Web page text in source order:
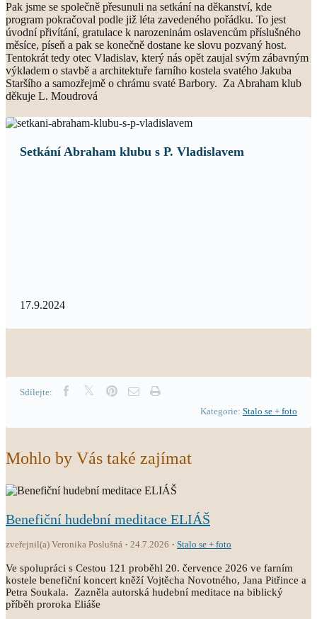
Pak jsme se společně přesunuli na setkání na děkanství, kde
program pokračoval podle již léta zavedeného pořádku. To jest
úvodní přivítání, gratulace k narozeninám oslavencům příslušného
měsíce, píseň a pak se konečně dostane ke slovu pozvaný host.
Tentokrát tedy otec Vladislav, který nás opět zaujal svým zábavným
výkladem o stavbě a architektuře farního kostela svatého Jakuba
Staršího a samozřejmě o chrámu svaté Barbory. Za Abraham klub
děkuje L. Moudrová
Setkání Abraham klubu s P. Vladislavem
17.9.2024
Sdílejte:
Kategorie: Stalo se + foto
Mohlo by Vás také zajímat
Benefiční hudební meditace ELIÁŠ
zveřejnil(a) Veronika Poslušná 24.7.2026 Stalo se + foto
Ve spolupráci s Cestou 121 proběhl 20. července 2026 ve farním
kostele benefiční koncert kněží Vojtěcha Novotného, Jana Pitřince a
Petra Soukala. Zazněla autorská hudební meditace na biblický
příběh proroka Eliáše